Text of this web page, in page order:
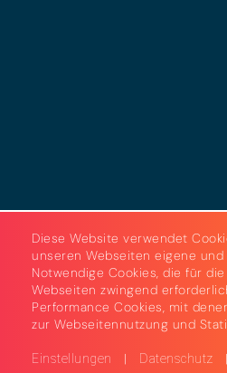
Diese Website verwendet
unseren Webseiten eigene und
Notwendige Cookies, die für
Webseiten zwingend
Performance Cookies, mit
zur Webseitennutzung und
Einstellungen | Datenschutz